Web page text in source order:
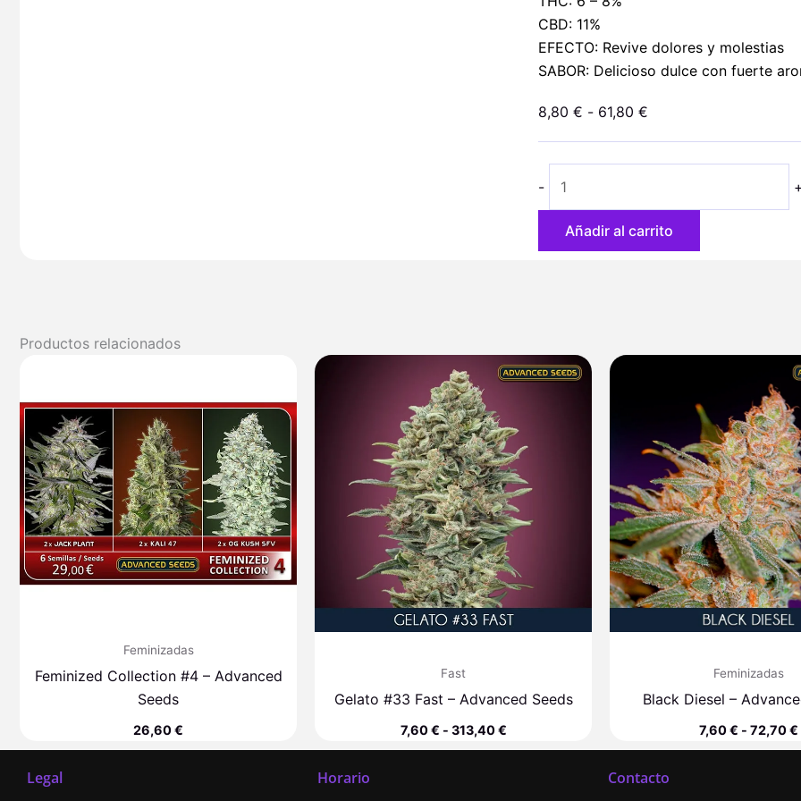
CBD: 11%
EFECTO: Revive dolores y molestias
SABOR: Delicioso dulce con fuerte
8,80 € - 61,80 €Rango
hasta
61,80 €
-
CBD
cantidad
+
Añadir al carrito
Productos relacionados
Feminizadas
Feminized Collection #4 – Advanced
Seeds
26,60€
Fast
Gelato #33 Fast – Advanced Seeds
7,60€ - 313,40€
Rango
de
7,60 €
hasta
313,40 €
Feminizadas
Black Diesel –
7,60€ - 72,70€
Legal Horario Contacto